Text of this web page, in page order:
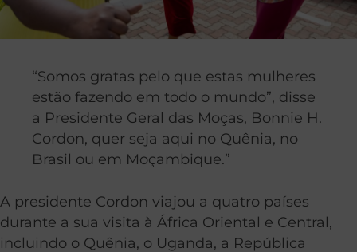
“Somos gratas pelo que estas mulheres
estão fazendo em todo o mundo”, disse
a Presidente Geral das Moças, Bonnie H.
Cordon, quer seja aqui no Quênia, no
Brasil ou em Moçambique.”
A presidente Cordon viajou a quatro países
durante a sua visita à África Oriental e Central,
incluindo o Quênia, o Uganda, a República